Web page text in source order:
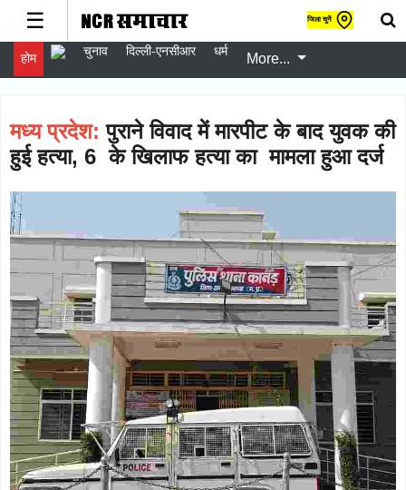
चुनाव
एनसीआर
Follow
धर्म Follow
स्वास्थ्य Follow
मौसम Follow
शिक्षा Follow
☰ जिला चुनें
होम चुनाव दिल्ली-एनसीआर धर्म More...
मध्य प्रदेश:पुराने विवाद में मारपीट के बाद युवक की
हुई हत्या, 6 के खिलाफ हत्या का मामला हुआ दर्ज